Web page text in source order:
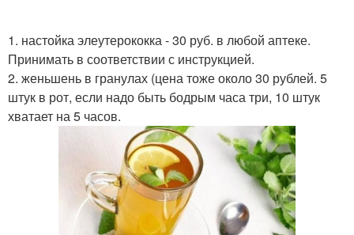
1. настойка элеутерококка - 30 руб. в любой аптеке.
Принимать в соответствии с инструкцией.
2. женьшень в гранулах (цена тоже около 30 рублей. 5
штук в рот, если надо быть бодрым часа три, 10 штук
хватает на 5 часов.